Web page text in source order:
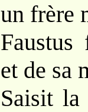
un frère
et de sa
Saisit